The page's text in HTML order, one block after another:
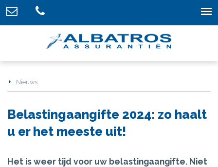
Nieuws
Belastingaangifte 2024: zo haalt
u er het meeste uit!
Het is weer tijd voor uw belastingaangifte. Niet